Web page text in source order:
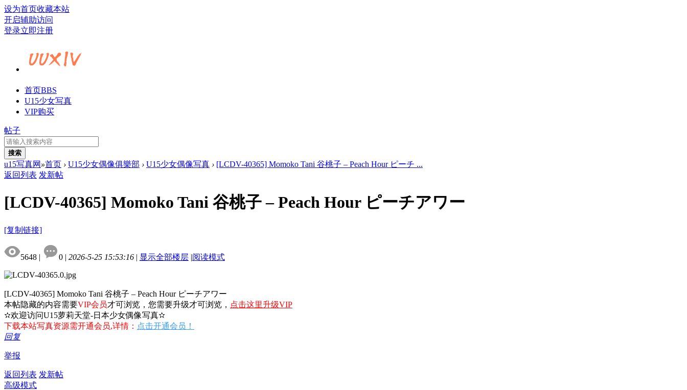
设为首页收藏本站
开启辅助访问
登录立即注册
首页BBS
U15少女写真
VIP购买
帖子
搜索
u15写真网 »首页 › U15少女偶像俱樂部 › U15少女偶像写真 › [LCDV-40365] Momoko Tani 谷桃子 – Peach Hour ピーチ ...
返回列表 发新帖
[LCDV-40365] Momoko Tani 谷桃子 – Peach Hour ピーチアワー
[复制链接]
5648 | 0 | 2026-5-25 15:53:16 | 显示全部楼层 |阅读模式
[LCDV-40365] Momoko Tani 谷桃子 – Peach Hour ピーチアワー
本帖隐藏的内容需要VIP会员才可浏览，您需要升级才可浏览， 点击这里升级VIP
✫欢迎访问U15萝莉天堂-日本少女偶像写真✫
下载本站写真资源需开通会员,详情： 点击开通会员！
回复
举报
返回列表 发新帖
高级模式